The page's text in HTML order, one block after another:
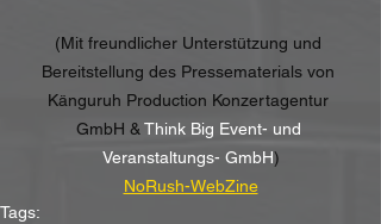
(Mit freundlicher Unterstützung und
Bereitstellung des Pressematerials von
Känguruh Production Konzertagentur
GmbH & Think Big Event- und
Veranstaltungs- GmbH)
NoRush-WebZine
Tags: